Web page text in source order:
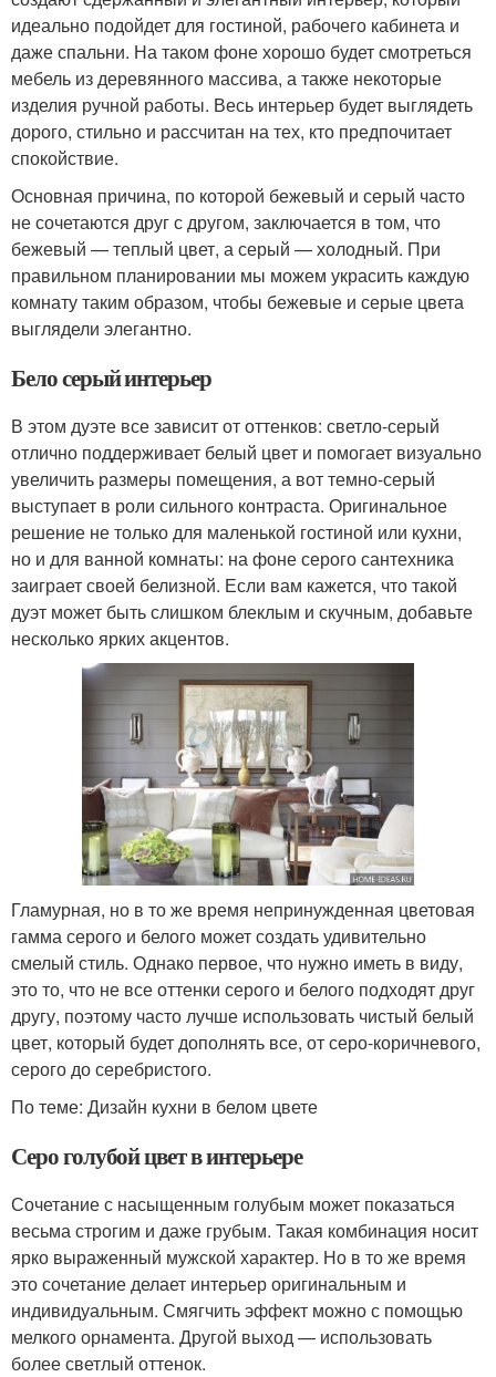
идеально подойдет для гостиной, рабочего кабинета и
даже спальни. На таком фоне хорошо будет смотреться
мебель из деревянного массива, а также некоторые
изделия ручной работы. Весь интерьер будет выглядеть
дорого, стильно и рассчитан на тех, кто предпочитает
спокойствие.
Основная причина, по которой бежевый и серый часто
не сочетаются друг с другом, заключается в том, что
бежевый — теплый цвет, а серый — холодный. При
правильном планировании мы можем украсить каждую
комнату таким образом, чтобы бежевые и серые цвета
выглядели элегантно.
Бело серый интерьер
В этом дуэте все зависит от оттенков: светло-серый
отлично поддерживает белый цвет и помогает визуально
увеличить размеры помещения, а вот темно-серый
выступает в роли сильного контраста. Оригинальное
решение не только для маленькой гостиной или кухни,
но и для ванной комнаты: на фоне серого сантехника
заиграет своей белизной. Если вам кажется, что такой
дуэт может быть слишком блеклым и скучным, добавьте
несколько ярких акцентов.
Гламурная, но в то же время непринужденная цветовая
гамма серого и белого может создать удивительно
смелый стиль. Однако первое, что нужно иметь в виду,
это то, что не все оттенки серого и белого подходят друг
другу, поэтому часто лучше использовать чистый белый
цвет, который будет дополнять все, от серо-коричневого,
серого до серебристого.
По теме: Дизайн кухни в белом цвете
Серо голубой цвет в интерьере
Сочетание с насыщенным голубым может показаться
весьма строгим и даже грубым. Такая комбинация носит
ярко выраженный мужской характер. Но в то же время
это сочетание делает интерьер оригинальным и
индивидуальным. Смягчить эффект можно с помощью
мелкого орнамента. Другой выход — использовать
более светлый оттенок.